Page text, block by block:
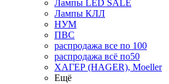
Лампы LED SALE
Лампы КЛЛ
НУМ
ПВС
распродажа все по 100
распродажа всё по50
ХАГЕР (HAGER), Moeller
Ещё